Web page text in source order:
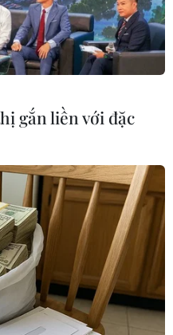
thích kinh tế
Index
gắn liền với đặc